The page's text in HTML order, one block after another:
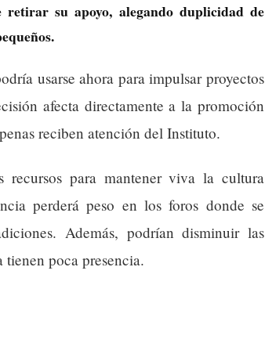
su apoyo, alegando duplicidad de
usarse ahora para impulsar proyectos
afecta directamente a la promoción
reciben atención del Instituto.
recursos para mantener viva la cultura
perderá peso en los foros donde se
Además, podrían disminuir las
poca presencia.